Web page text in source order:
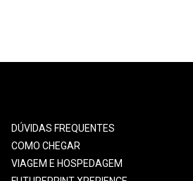
DÚVIDAS FREQUENTES
COMO CHEGAR
VIAGEM E HOSPEDAGEM